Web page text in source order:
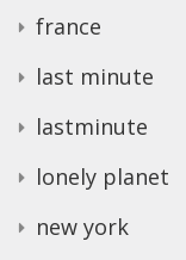
france
last minute
lastminute
lonely planet
new york